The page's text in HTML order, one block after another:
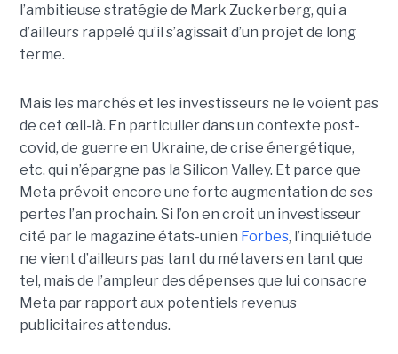
l’ambitieuse stratégie de Mark Zuckerberg, qui a
d’ailleurs rappelé qu’il s’agissait d’un projet de long
terme.
Mais les marchés et les investisseurs ne le voient pas
de cet œil-là. En particulier dans un contexte post-
covid, de guerre en Ukraine, de crise énergétique,
etc. qui n’épargne pas la Silicon Valley. Et parce que
Meta prévoit encore une forte augmentation de ses
pertes l’an prochain. Si l’on en croit un investisseur
cité par le magazine états-unien Forbes, l’inquiétude
ne vient d’ailleurs pas tant du métavers en tant que
tel, mais de l’ampleur des dépenses que lui consacre
Meta par rapport aux potentiels revenus
publicitaires attendus.